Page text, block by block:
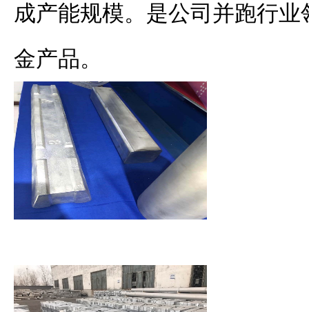
成产能规模。是公司并跑行
金产品。